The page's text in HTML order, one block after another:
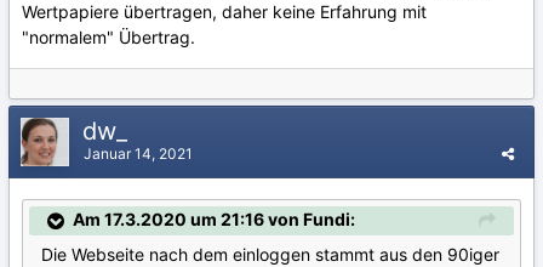
Wertpapiere übertragen, daher keine Erfahrung mit
"normalem" Übertrag.
dw_
Januar 14, 2021
Am 17.3.2020 um 21:16 von Fundi:
Die Webseite nach dem einloggen stammt aus den 90iger